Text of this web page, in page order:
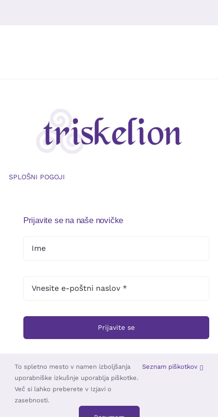
SPLOŠNI POGOJI
Prijavite se na naše novičke
Prijavite se
© 2025 •Založba Triskelion• Vse pravice pridržane •
To spletno mesto v namen izboljšanja
uporabniške izkušnje uporablja piškotke.
Več si lahko preberete v Izjavi o
zasebnosti.
Seznam piškotkov